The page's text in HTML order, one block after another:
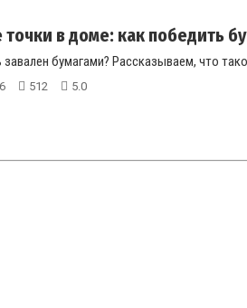
точки в доме: как победить
бумагами? Рассказываем, что
512 5.0